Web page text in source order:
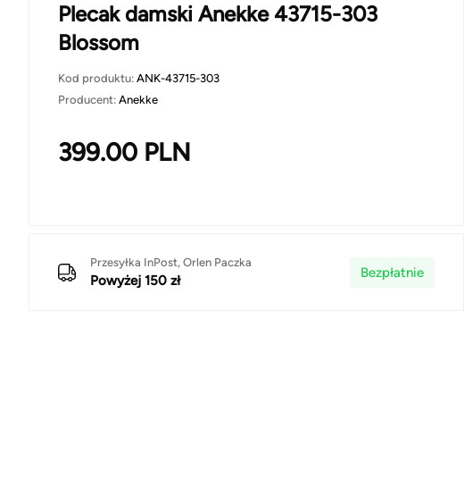
Plecak damski Anekke 43715-303
Blossom
Kod produktu: ANK-43715-303
Producent: Anekke
399.00 PLN
Przesyłka InPost, Orlen Paczka
Powyżej 150 zł
Bezpłatnie